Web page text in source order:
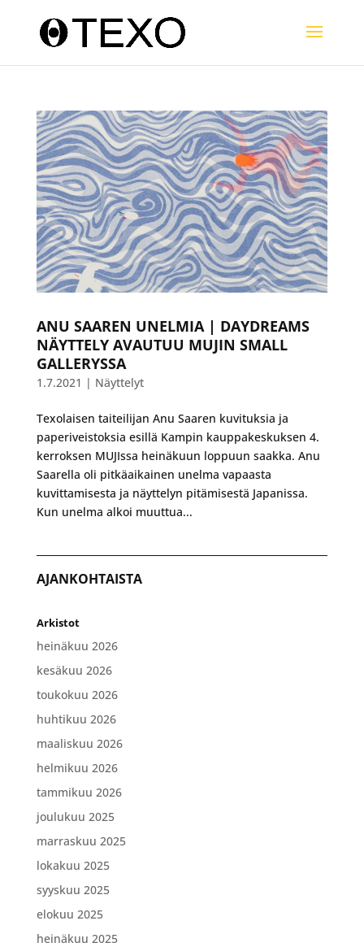
ANU SAAREN UNELMIA | DAYDREAMS
NÄYTTELY AVAUTUU MUJIN SMALL
GALLERYSSA
1.7.2021 | Näyttelyt
Texolaisen taiteilijan Anu Saaren kuvituksia ja
paperiveistoksia esillä Kampin kauppakeskuksen 4.
kerroksen MUJIssa heinäkuun loppuun saakka. Anu
Saarella oli pitkäaikainen unelma vapaasta
kuvittamisesta ja näyttelyn pitämisestä Japanissa.
Kun unelma alkoi muuttua...
AJANKOHTAISTA
Arkistot
heinäkuu 2026
kesäkuu 2026
toukokuu 2026
huhtikuu 2026
maaliskuu 2026
helmikuu 2026
tammikuu 2026
joulukuu 2025
marraskuu 2025
lokakuu 2025
syyskuu 2025
elokuu 2025
heinäkuu 2025